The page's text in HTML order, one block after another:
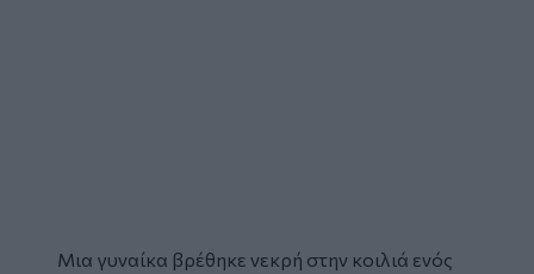
Μια γυναίκα βρέθηκε νεκρή στην κοιλιά ενός